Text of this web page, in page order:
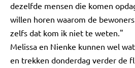
dezelfde mensen die komen
willen horen waarom de
zelfs dat kom ik niet te weten."
Melissa en Nienke kunnen wel
en trekken donderdag verder de